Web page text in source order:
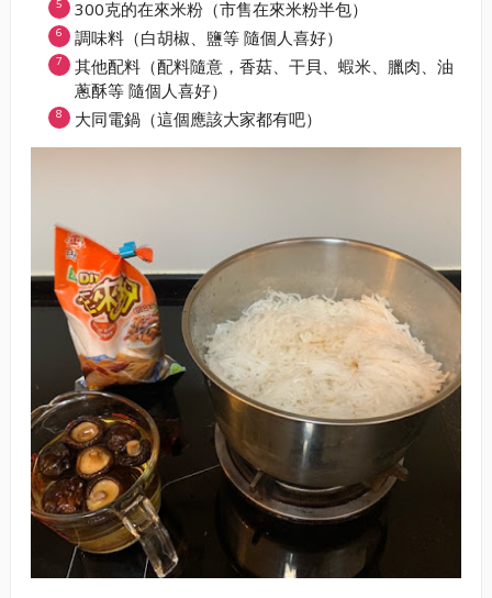
300克的在來米粉（市售在來米粉半包）
調味料（白胡椒、鹽等 隨個人喜好）
其他配料（配料隨意，香菇、干貝、蝦米、臘肉、油
蔥酥等 隨個人喜好）
大同電鍋（這個應該大家都有吧）